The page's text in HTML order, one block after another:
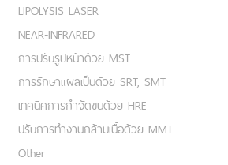
LIPOLYSIS LASER
NEAR-INFRARED
การปรับรูปหน้าด้วย MST
การรักษาแผลเป็นด้วย SRT, SMT
เทคนิคการกำจัดขนด้วย HRE
ปรับการทำงานกล้ามเนื้อด้วย MMT
Other